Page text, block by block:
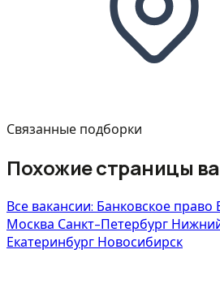
Связанные подборки
Похожие страницы
Все вакансии: Банковское право
Москва Санкт-Петербург
Екатеринбург Новосибирск